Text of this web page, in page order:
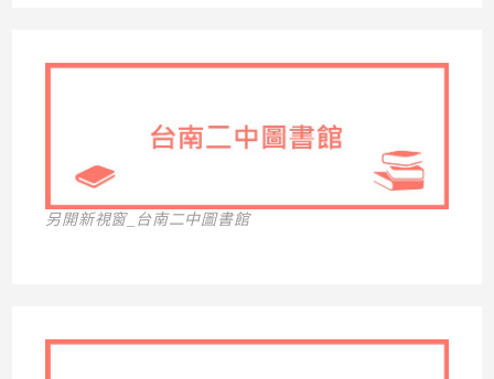
另開新視窗_台南二中圖書館